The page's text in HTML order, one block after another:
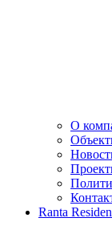
О
Ranta